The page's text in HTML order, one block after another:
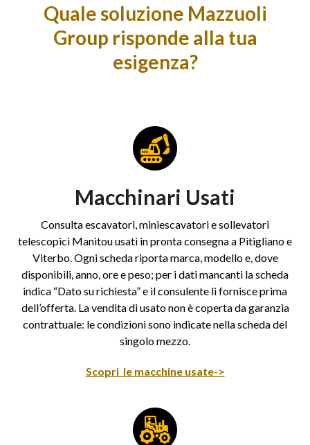
Quale soluzione Mazzuoli
Group risponde alla tua
esigenza?
Macchinari Usati
Consulta escavatori, miniescavatori e sollevatori
telescopici Manitou usati in pronta consegna a Pitigliano e
Viterbo. Ogni scheda riporta marca, modello e, dove
disponibili, anno, ore e peso; per i dati mancanti la scheda
indica “Dato su richiesta” e il consulente li fornisce prima
dell’offerta. La vendita di usato non è coperta da garanzia
contrattuale: le condizioni sono indicate nella scheda del
singolo mezzo.
Scopri le macchine usate->